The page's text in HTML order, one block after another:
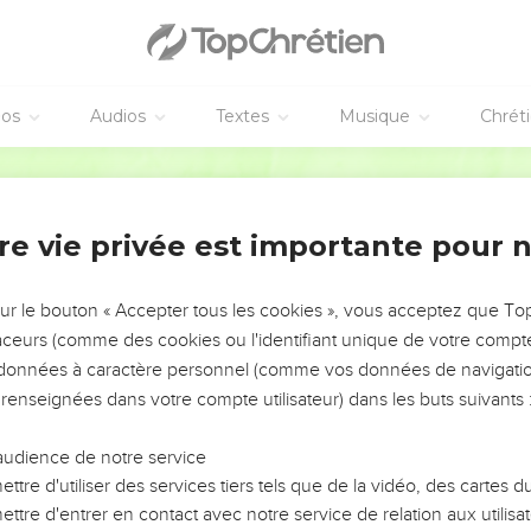
Audios Textes Musique
sont disponibles en vidéo pour le moment.
l’Eternel de tout mon cœur, dans la réunion des hommes
sont grandes, recherchées par tous ceux qui les aiment.
et magnificence, et sa justice subsiste à perpétuité.
ses merveilles. L’Eternel fait grâce, il est rempli de compassion.
à ceux qui le craignent, il se souvient toujours de son
la puissance de ses œuvres en lui donnant l’héritage d’autres
c’est la vérité et la justice ; tous ses décrets sont dignes de
faits avec vérité et droiture.
vie privée est importante pour
le bouton « Accepter tous les cookies », vous acceptez que
(comme des cookies ou l'identifiant unique de votre
à caractère personnel (comme vos données de
dans votre compte utilisateur) dans les buts suivants :
de notre service
d'utiliser des services tiers tels que de la vidéo, des cartes
d'entrer en contact avec notre service de relation aux